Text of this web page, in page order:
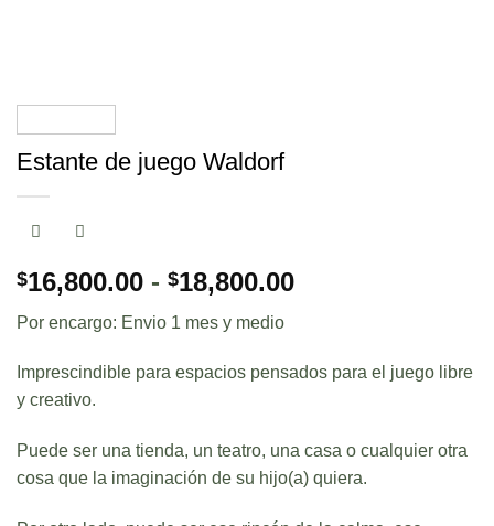
Estante de juego Waldorf
$16,800.00 - $18,800.00Rango
desde
$16,800.00
$18,800.00
Por encargo: Envio 1 mes y medio
Imprescindible para espacios pensados para el juego libre
y creativo.
Puede ser una tienda, un teatro, una casa o cualquier otra
cosa que la imaginación de su hijo(a) quiera.